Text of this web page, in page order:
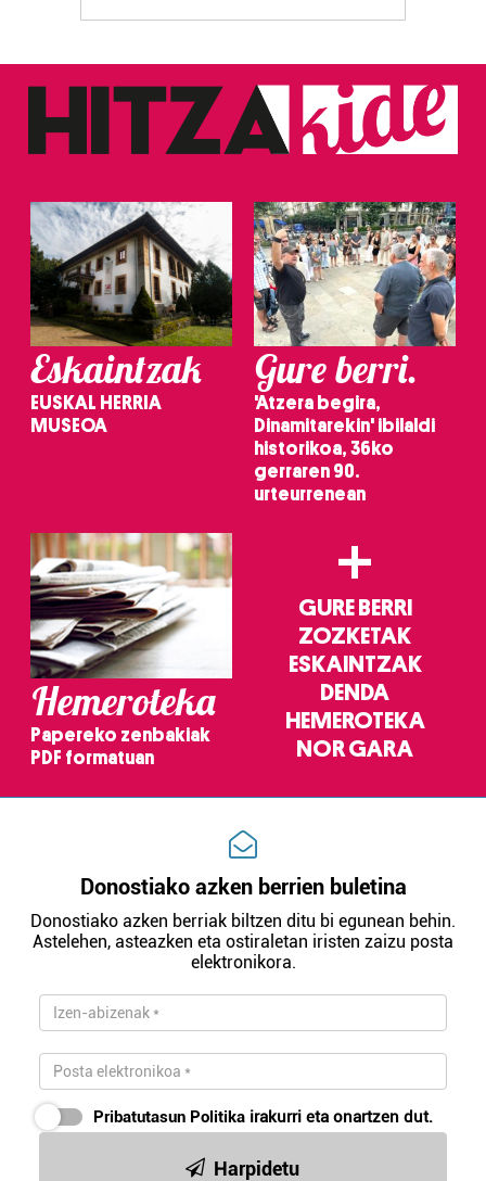
Eskaintzak
EUSKAL HERRIA
MUSEOA
Gure berri.
'Atzera begira,
Dinamitarekin' ibilaldi
historikoa, 36ko
gerraren 90.
urteurrenean
Hemeroteka
Papereko zenbakiak
PDF formatuan
+
GURE BERRI
ZOZKETAK
ESKAINTZAK
DENDA
HEMEROTEKA
NOR GARA
Donostiako azken berrien buletina
Donostiako azken berriak biltzen ditu bi egunean behin.
Astelehen, asteazken eta ostiraletan iristen zaizu posta
elektronikora.
Pribatutasun Politika irakurri eta onartzen dut.
Harpidetu